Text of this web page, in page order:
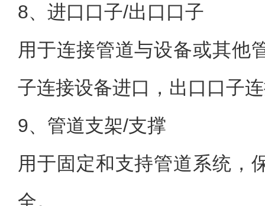
8、进口口子/出口口子
用于连接管道与设备或其他
子连接设备进口，出口口子
9、管道支架/支撑
用于固定和支持管道系统，
全。